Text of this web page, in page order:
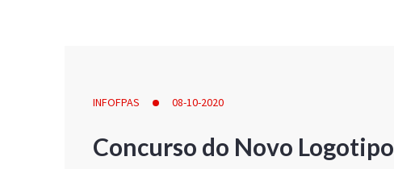
INFOFPAS 08-10-2020
Concurso do Novo Logotipo